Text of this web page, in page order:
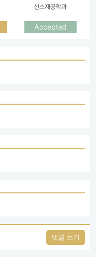
신소재공학과
Accepted
댓글 쓰기